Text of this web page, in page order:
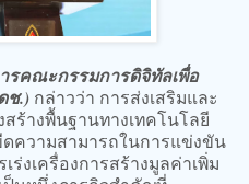
รคณะกรรมการดิจิทัลเพื่อ
ช.) กล่าวว่า การส่งเสริมและ
ร้างพื้นฐานทางเทคโนโลยี
ความสามารถในการแข่งขัน
งเครื่องการสร้างมูลค่าเพิ่ม